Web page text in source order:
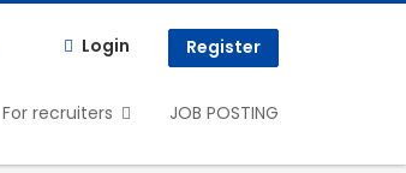
Login Register
For recruiters JOB POSTING